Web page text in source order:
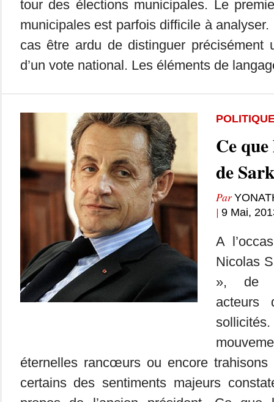
tour des élections municipales. Le
municipales est parfois difficile à
cas être ardu de distinguer précisément
d’un vote national. Les éléments de
Ce
de
Par
| 9 Mai,
A
Nicolas
», de
acteurs
éternelles rancœurs ou encore trahisons
certains des sentiments majeurs